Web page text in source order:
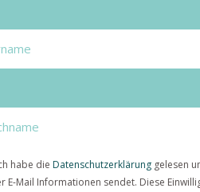
habe die Datenschutzerklärunggelesen
E-Mail Informationen sendet. Diese